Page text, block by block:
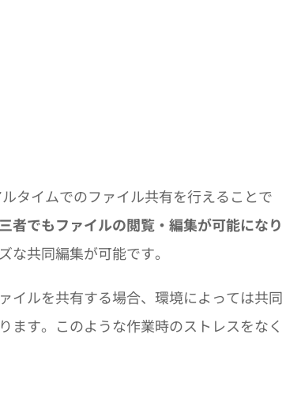
タイムでのファイル共有を行えることで
者でもファイルの閲覧・編集が可能になり
共同編集が可能です。
イルを共有する場合、環境によっては共同
ます。このような作業時のストレスをなく